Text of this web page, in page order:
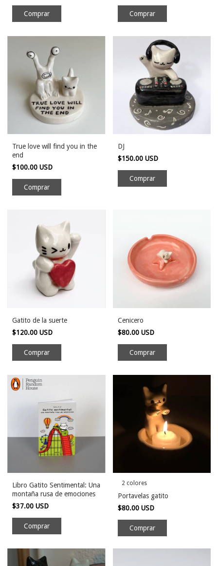
Comprar
True love will find you in the
end
$100.00 USD
DJ
$150.00 USD
Gatito de la suerte
$120.00 USD
Cenicero
$80.00 USD
Libro Gatito Sentimental: Una
montaña rusa de emociones
$37.00 USD
2 colores
Portavelas gatito
$80.00 USD
Comprar